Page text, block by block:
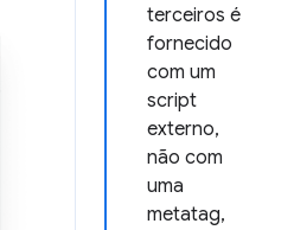
terceiros é
fornecido
com um
script
externo,
não com
uma
metatag,